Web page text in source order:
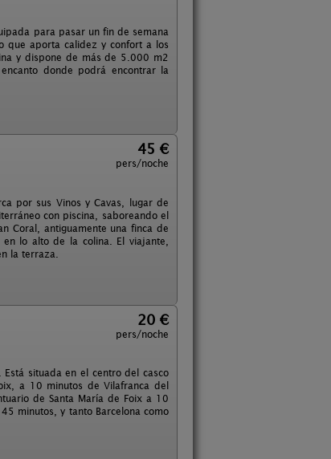
para pasar un fin de semana
que aporta calidez y confort a los
y dispone de más de 5.000 m2
donde podrá encontrar la
45 €
pers/noche
por sus Vinos y Cavas, lugar de
con piscina, saboreando el
Coral, antiguamente una finca de
lo alto de la colina. El viajante,
la terraza.
20 €
pers/noche
situada en el centro del casco
a 10 minutos de Vilafranca del
de Santa María de Foix a 10
minutos, y tanto Barcelona como